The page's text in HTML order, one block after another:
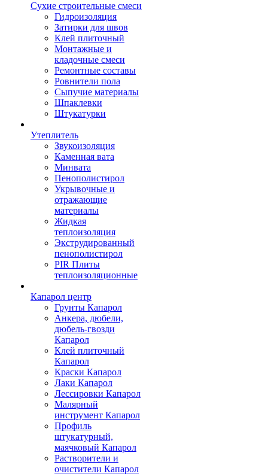
Сухие строительные смеси
Гидроизоляция
Затирки для швов
Клей плиточный
Монтажные и
кладочные смеси
Ремонтные составы
Ровнители пола
Сыпучие материалы
Шпаклевки
Штукатурки
Утеплитель
Звукоизоляция
Каменная вата
Минвата
Пенополистирол
Укрывочные и
отражающие
материалы
Жидкая
теплоизоляция
Экструдированный
пенополистирол
PIR Плиты
теплоизоляционные
Капарол центр
Грунты Капарол
Анкера, дюбели,
дюбель-гвозди
Капарол
Клей плиточный
Капарол
Краски Капарол
Лаки Капарол
Лессировки Капарол
Малярный
инструмент Капарол
Профиль
штукатурный,
маячковый Капарол
Растворители и
очистители Капарол